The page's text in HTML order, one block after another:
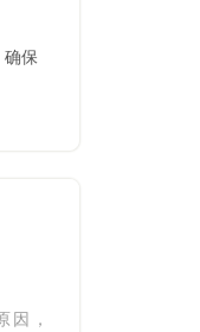
确保
因，